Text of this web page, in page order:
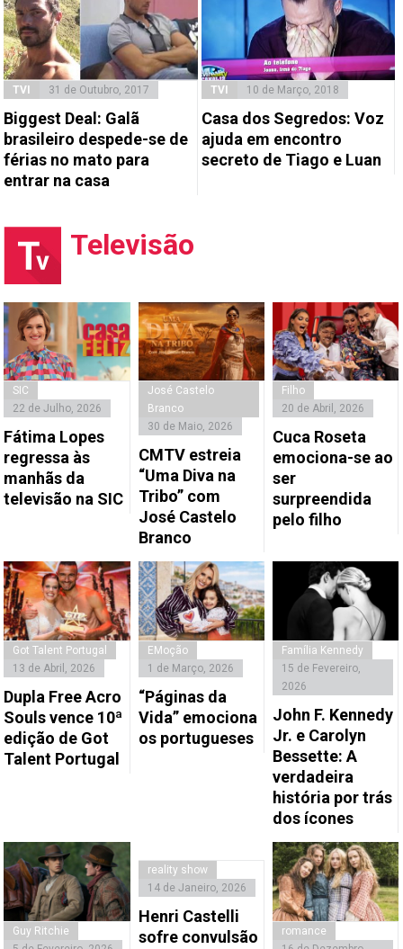
TVI 31 de Outubro, 2017
Biggest Deal: Galã
brasileiro despede-se de
férias no mato para
entrar na casa
TVI 10 de Março, 2018
Casa dos Segredos: Voz
ajuda em encontro
secreto de Tiago e Luan
Televisão
SIC
22 de Julho, 2026
Fátima Lopes
regressa às
manhãs da
televisão na SIC
José Castelo
Branco
30 de Maio, 2026
CMTV estreia
“Uma Diva na
Tribo” com
José Castelo
Branco
Filho
20 de Abril, 2026
Cuca Roseta
emociona-se ao
ser
surpreendida
pelo filho
Got Talent Portugal
13 de Abril, 2026
Dupla Free Acro
Souls vence 10ª
edição de Got
Talent Portugal
EMoção
1 de Março, 2026
“Páginas da
Vida” emociona
os portugueses
Família Kennedy
15 de Fevereiro,
2026
John F. Kennedy
Jr. e Carolyn
Bessette: A
verdadeira
história por trás
dos ícones
Guy Ritchie
reality show
14 de Janeiro, 2026
Henri Castelli
sofre convulsão
romance